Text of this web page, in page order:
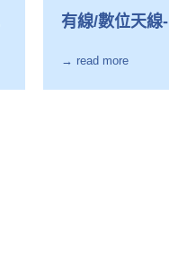
有線/數位天線-
→ read more